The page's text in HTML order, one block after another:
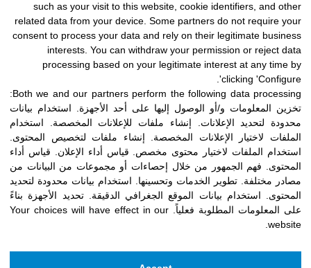
قيمة الطقوس والمرافقة وراء الحياة.
such as your visit to this website, cookie identifiers, and other
related data from your device. Some partners do not require your
consent to process your data and rely on their legitimate business
interests. You can withdraw your permission or reject data
processing based on your legitimate interest at any time by
clicking 'Configure'.
Both we and our partners perform the following data processing:
تخزين المعلومات و/أو الوصول إليها على أحد الأجهزة
استخدام بيانات
محدودة لتحديد الإعلانات
إنشاء ملفات للإعلانات المخصصة
استخدام
الملفات لاختيار الإعلانات المخصصة
إنشاء ملفات لتخصيص المحتوى
استخدام الملفات لاختيار محتوى مخصص
قياس أداء الإعلان
قياس أداء
المحتوى
فهم الجمهور من خلال إحصاءات أو مجموعات من البيانات من
مصادر مختلفة
تطوير الخدمات وتحسينها
استخدام بيانات محدودة لتحديد
المحتوى
استخدام بيانات الموقع الجغرافي الدقيقة .تحديد الأجهزة بناءً
على المعلومات المطلوبة فعلياً
Your choices will have effect in our
website.